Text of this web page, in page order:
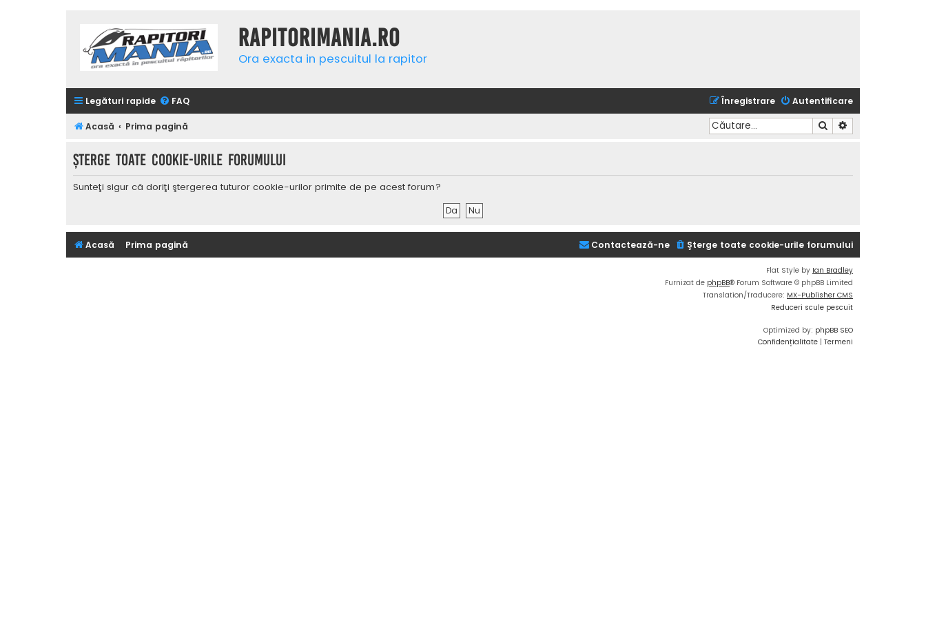
Rapitorimania.ro
Ora exacta in pescuitul la rapitor
Legături rapide FAQ Autentificare
Înregistrare
Acasă Prima pagină Căutare
Şterge toate cookie-urile forumului
Sunteţi sigur că doriţi ştergerea tuturor cookie-urilor primite de pe acest forum?
Acasă Prima pagină Şterge toate cookie-urile forumului
Contactează-ne
Flat Style by Ian Bradley
Furnizat de phpBB® Forum Software © phpBB Limited
Translation/Traducere: MX-Publisher CMS
Reduceri scule pescuit
Optimized by: phpBB SEO
Confidențialitate | Termeni